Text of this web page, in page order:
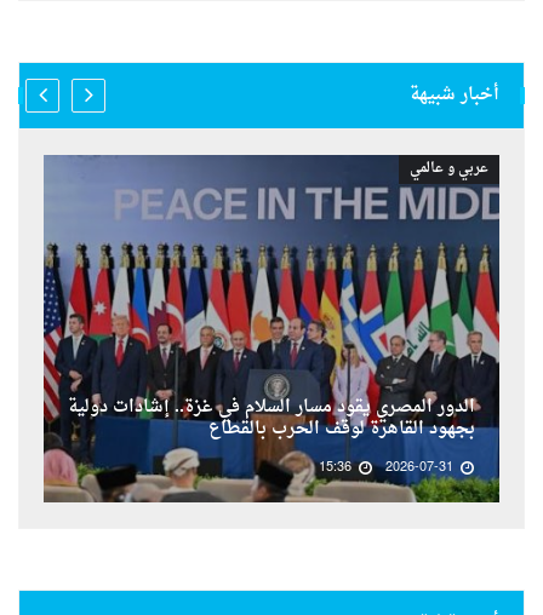
أخبار شبيهة
عربي و عالمي
الدور المصري يقود مسار السلام في غزة.. إشادات دولية
بجهود القاهرة لوقف الحرب بالقطاع
2026-07-31
15:36